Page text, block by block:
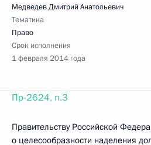
Медведев Дмитрий Анатольевич
Тематика
Право
Срок исполнения
1 февраля 2014 года
Пр-2624, п.3
Правительству Российской
о целесообразности наделения